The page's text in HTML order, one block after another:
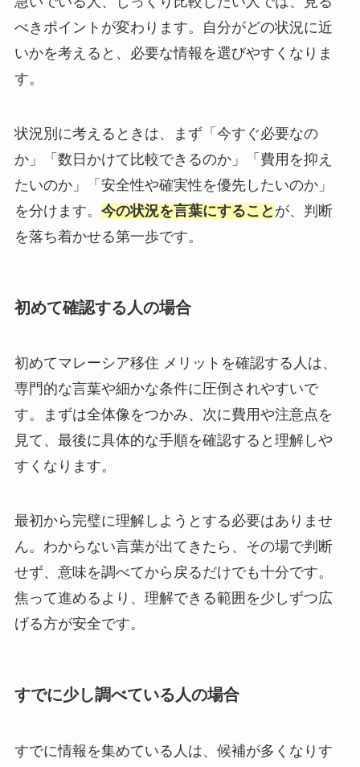
べきポイントが変わります。自分がどの状況に近
いかを考えると、必要な情報を選びやすくなりま
す。
状況別に考えるときは、まず「今すぐ必要なの
か」「数日かけて比較できるのか」「費用を抑え
たいのか」「安全性や確実性を優先したいのか」
を分けます。 今の状況を言葉にすること が、判断
を落ち着かせる第一歩です。
初めて確認する人の場合
初めてマレーシア移住 メリットを確認する人は、
専門的な言葉や細かな条件に圧倒されやすいで
す。まずは全体像をつかみ、次に費用や注意点を
見て、最後に具体的な手順を確認すると理解しや
すくなります。
最初から完璧に理解しようとする必要はありませ
ん。わからない言葉が出てきたら、その場で判断
せず、意味を調べてから戻るだけでも十分です。
焦って進めるより、理解できる範囲を少しずつ広
げる方が安全です。
すでに少し調べている人の場合
すでに情報を集めている人は、候補が多くなりす